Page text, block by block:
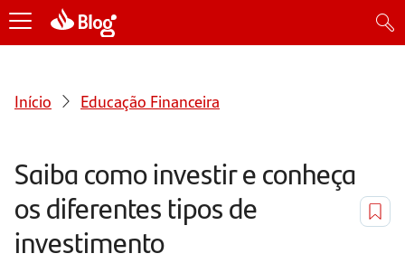
Início Educação Financeira
Saiba como investir e conheça
os diferentes tipos de
investimento